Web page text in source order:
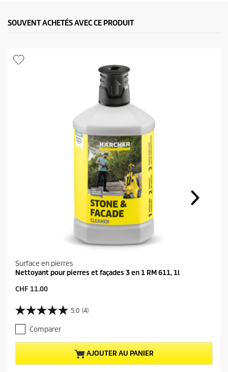
SOUVENT ACHETÉS AVEC CE PRODUIT
Surface en pierres
Nettoyant pour pierres et façades 3 en 1 RM 611, 1l
P
i
x
a
c
t
u
CHF 11.00
5.0 (4)
5
.
0
s
r
Comparer
AJOUTER AU PANIER